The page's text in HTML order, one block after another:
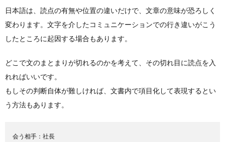
日本語は、読点の有無や位置の違いだけで、文章の意味が恐ろしく
変わります。文字を介したコミュニケーションでの行き違いがこう
したところに起因する場合もあります。
どこで文のまとまりが切れるのかを考えて、その切れ目に読点を入
れればいいです。
もしその判断自体が難しければ、文書内で項目化して表現するとい
う方法もあります。
会う相手：社長